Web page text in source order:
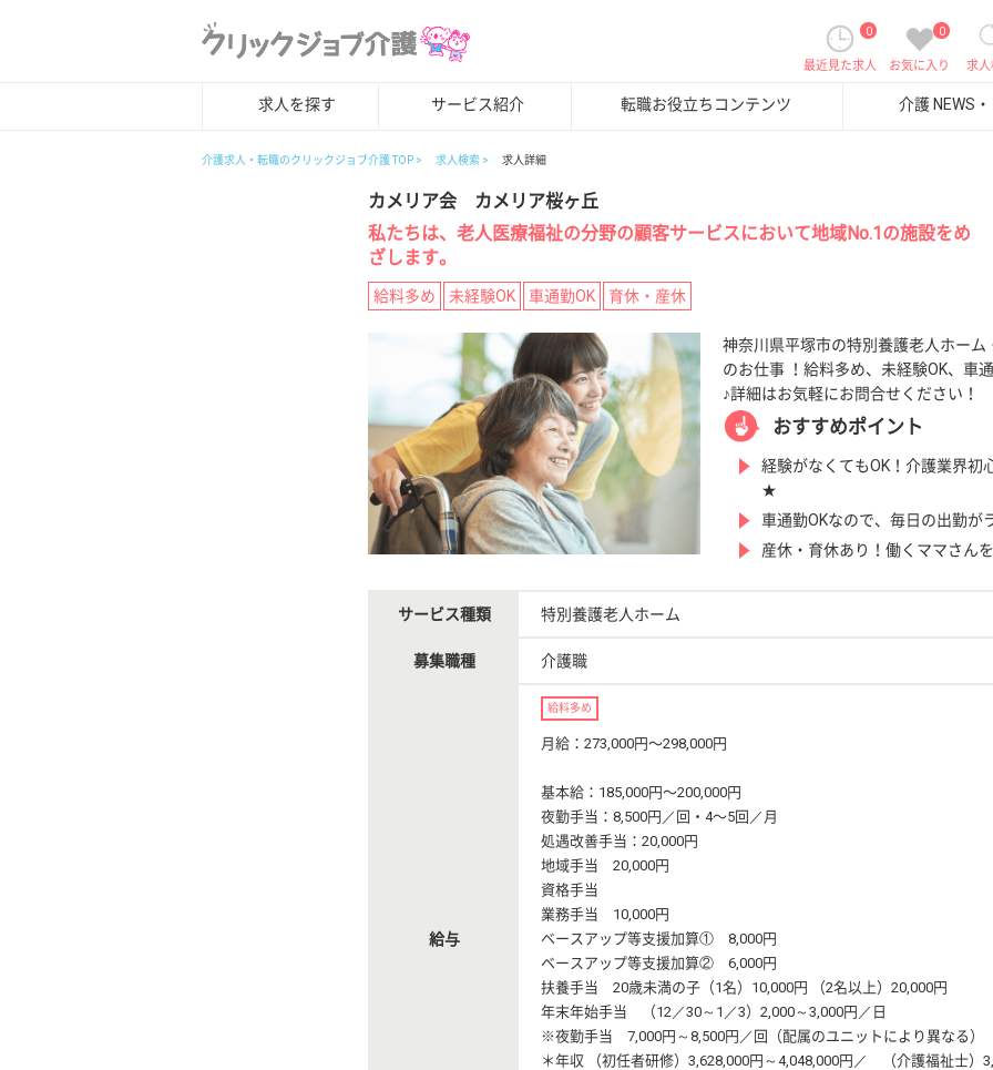
求
0
お気に入り
0
最近見た求人
求人を探す サービス紹介 転職お役立ちコンテンツ 介護 NEWS
介護求人・転職のクリックジョブ介護 TOP 求人検索 求人詳細
カメリア会 カメリア桜ヶ丘
私たちは、老人医療福祉の分野の顧客サービスにおいて地域No.1の施設をめ
ざします。
給料多め 未経験OK 車通勤OK 育休・産休
神奈川県平塚市の特別養護老人ホーム
のお仕事 ！給料多め、未経験OK、車
♪詳細はお気軽にお問合せください！
おすすめポイント
経験がなくてもOK！介護業界初
★
車通勤OKなので、毎日の出勤が
産休・育休あり！働くママさん
サービス種類 特別養護老人ホーム
募集職種 介護職
給与
給料多め
月給：273,000円〜298,000円
基本給：185,000円〜200,000円
夜勤手当：8,500円／回・4〜5回／月
処遇改善手当：20,000円
地域手当 20,000円
資格手当
業務手当 10,000円
ベースアップ等支援加算① 8,000円
ベースアップ等支援加算② 6,000円
扶養手当 20歳未満の子（1名）10,000円 （2名以上）20,000円
年末年始手当 （12／30～1／3）2,000～3,000円／日
※夜勤手当 7,000円～8,500円／回（配属のユニットにより異なる）
＊年収 （初任者研修）3,628,000円～4,048,000円／ （介護福祉士）